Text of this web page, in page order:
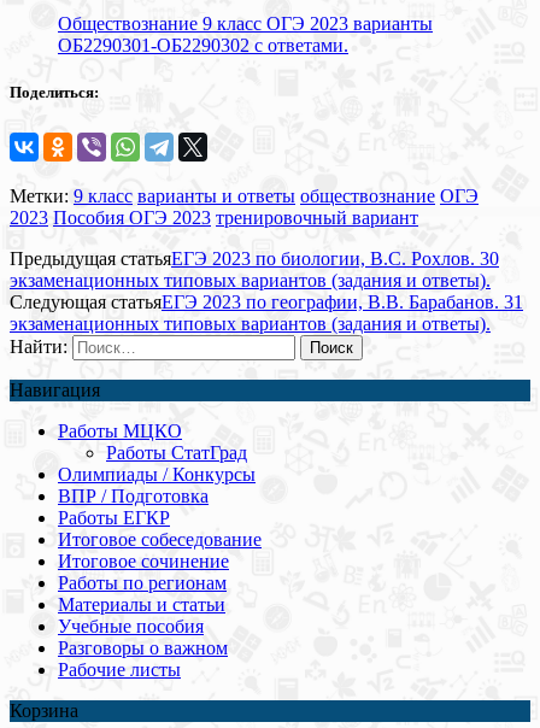
Обществознание 9 класс ОГЭ 2023 варианты
ОБ2290301-ОБ2290302 с ответами.
Поделиться:
Метки: 9 класс варианты и ответы обществознание ОГЭ
2023 Пособия ОГЭ 2023 тренировочный вариант
Предыдущая статьяЕГЭ 2023 по биологии, В.С. Рохлов. 30
экзаменационных типовых вариантов (задания и ответы).
Следующая статьяЕГЭ 2023 по географии, В.В. Барабанов. 31
экзаменационных типовых вариантов (задания и ответы).
Найти:
Навигация
Работы МЦКО
Работы СтатГрад
Олимпиады / Конкурсы
ВПР / Подготовка
Работы ЕГКР
Итоговое собеседование
Итоговое сочинение
Работы по регионам
Материалы и статьи
Учебные пособия
Разговоры о важном
Рабочие листы
Корзина